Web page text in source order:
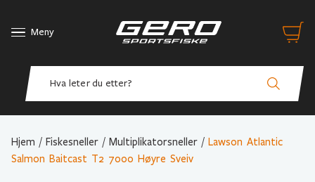
Meny
Hjem / Fiskesneller / Multiplikatorsneller / Lawson Atlantic
Salmon Baitcast T2 7000 Høyre Sveiv